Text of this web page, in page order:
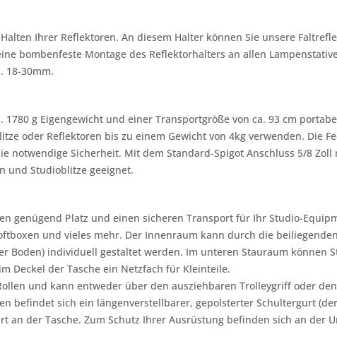
Ihrer Reflektoren. An diesem Halter können Sie unsere
bombenfeste Montage des Reflektorhalters an allen
18-30mm.
1780 g Eigengewicht und einer Transportgröße von ca. 93 cm
oder Reflektoren bis zu einem Gewicht von 4kg verwenden. Die
notwendige Sicherheit. Mit dem Standard-Spigot Anschluss 5/8 Zoll
und Studioblitze geeignet.
genügend Platz und einen sicheren Transport für Ihr Studio-
und vieles mehr. Der Innenraum kann durch die
Boden) individuell gestaltet werden. Im unteren Stauraum können
Deckel der Tasche ein Netzfach für Kleinteile.
und kann entweder über den ausziehbaren Trolleygriff oder
befindet sich ein längenverstellbarer, gepolsterter Schultergurt
an der Tasche. Zum Schutz Ihrer Ausrüstung befinden sich an der